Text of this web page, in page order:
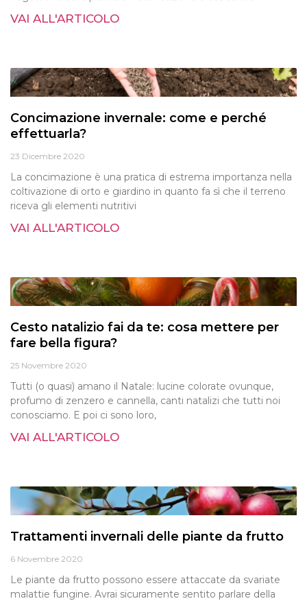
VAI ALL'ARTICOLO
Concimazione invernale: come e perché
effettuarla?
23 Dicembre 2020
La concimazione è una pratica di estrema importanza nella
coltivazione di orto e giardino in quanto fa sì che il terreno
riceva gli elementi nutritivi
VAI ALL'ARTICOLO
Cesto natalizio fai da te: cosa mettere per
fare bella figura?
25 Novembre 2020
Tutti (o quasi) amano il Natale: lucine colorate ovunque,
profumo di zenzero e cannella, canti natalizi che tutti noi
conosciamo. E poi ci sono loro,
VAI ALL'ARTICOLO
Trattamenti invernali delle piante da frutto
6 Novembre 2020
Le piante da frutto possono essere attaccate da svariate
malattie fungine. Avrai sicuramente sentito parlare della